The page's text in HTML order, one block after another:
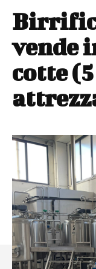
vende
cotte